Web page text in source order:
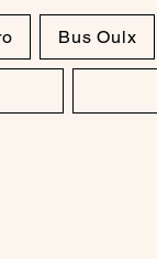
Bus Oulx